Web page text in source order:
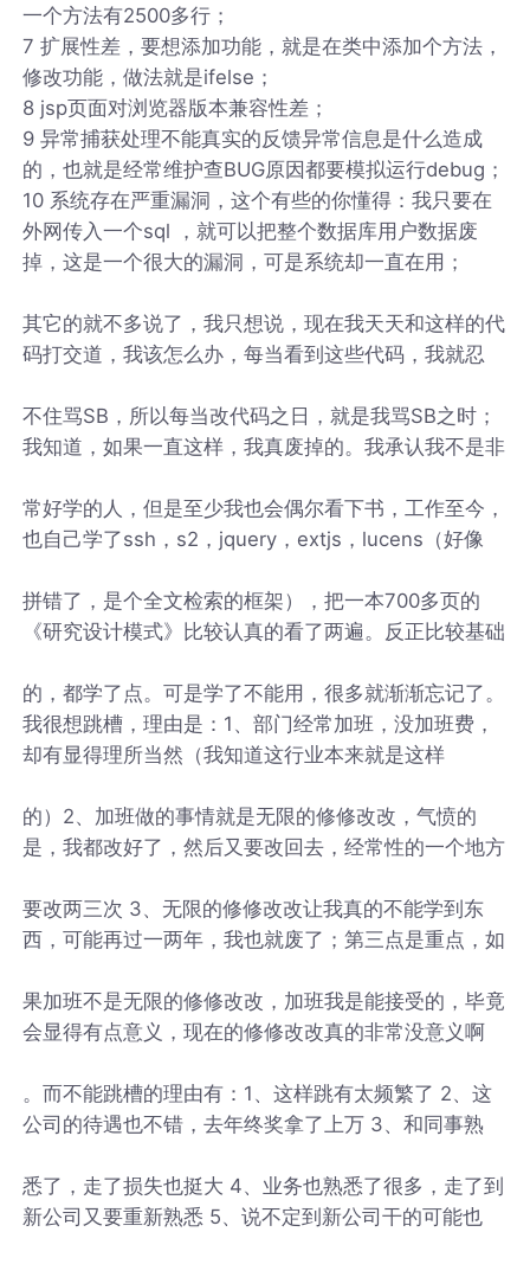
一个方法有2500多行；
7 扩展性差，要想添加功能，就是在类中添加个方法，
修改功能，做法就是ifelse；
8 jsp页面对浏览器版本兼容性差；
9 异常捕获处理不能真实的反馈异常信息是什么造成
的，也就是经常维护查BUG原因都要模拟运行debug；
10 系统存在严重漏洞，这个有些的你懂得：我只要在
外网传入一个sql ，就可以把整个数据库用户数据废
掉，这是一个很大的漏洞，可是系统却一直在用；
其它的就不多说了，我只想说，现在我天天和这样的代
码打交道，我该怎么办，每当看到这些代码，我就忍
不住骂SB，所以每当改代码之日，就是我骂SB之时；
我知道，如果一直这样，我真废掉的。我承认我不是非
常好学的人，但是至少我也会偶尔看下书，工作至今，
也自己学了ssh，s2，jquery，extjs，lucens（好像
拼错了，是个全文检索的框架），把一本700多页的
《研究设计模式》比较认真的看了两遍。反正比较基础
的，都学了点。可是学了不能用，很多就渐渐忘记了。
我很想跳槽，理由是：1、部门经常加班，没加班费，
却有显得理所当然（我知道这行业本来就是这样
的）2、加班做的事情就是无限的修修改改，气愤的
是，我都改好了，然后又要改回去，经常性的一个地方
要改两三次 3、无限的修修改改让我真的不能学到东
西，可能再过一两年，我也就废了；第三点是重点，如
果加班不是无限的修修改改，加班我是能接受的，毕竟
会显得有点意义，现在的修修改改真的非常没意义啊
。而不能跳槽的理由有：1、这样跳有太频繁了 2、这
公司的待遇也不错，去年终奖拿了上万 3、和同事熟
悉了，走了损失也挺大 4、业务也熟悉了很多，走了到
新公司又要重新熟悉 5、说不定到新公司干的可能也